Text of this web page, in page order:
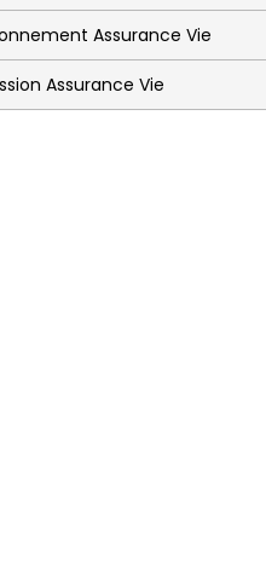
Assurance Vie
Assurance Vie